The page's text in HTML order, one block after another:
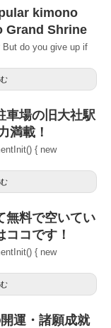
kimono
Grand Shrine
But do you give up if
車場の旧大社駅
満載！
{ new
無料で空いてい
コです！
{ new
運・諸願成就